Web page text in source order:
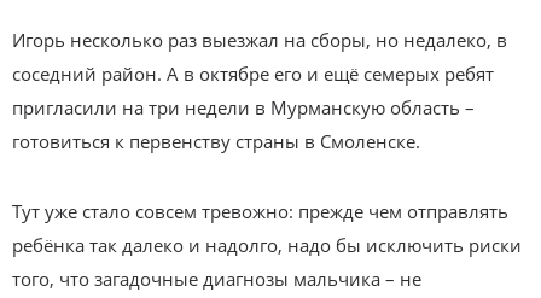
Игорь несколько раз выезжал на сборы, но недалеко, в
соседний район. А в октябре его и ещё семерых ребят
пригласили на три недели в Мурманскую область –
готовиться к первенству страны в Смоленске.
Тут уже стало совсем тревожно: прежде чем отправлять
ребёнка так далеко и надолго, надо бы исключить риски
того, что загадочные диагнозы мальчика – не